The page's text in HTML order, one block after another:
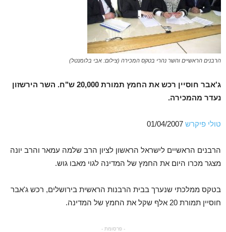
הרבנים הראשיים והשר נהרי בטקס המכירה (צילום: אבי בלומנטל)
ג'אבר חוסיין רכש את החמץ תמורת 20,000 ש"ח. השר הירשזון
נעדר מהמכירה.
טולי פיקרש
הרבנים הראשיים לישראל הראשון לציון הרב שלמה עמאר והרב יונה
מצגר מכרו היום את החמץ של המדינה לגוי מאבו גוש.
בטקס ממלכתי שנערך בבית הרבנות הראשית בירושלים, רכש ג'אבר
חוסיין תמורת 20 אלף שקל את החמץ של המדינה.
- פרסומת -